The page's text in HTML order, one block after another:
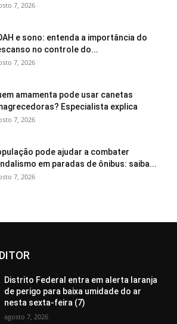
7, 2026
e sono: entenda a importância do
no controle do...
7, 2026
amamenta pode usar canetas
Especialista explica
7, 2026
pode ajudar a combater
em paradas de ônibus: saiba...
7, 2026
Distrito Federal entra em alerta laranja
de perigo para baixa umidade do ar
nesta sexta-feira (7)
agosto 7, 2026